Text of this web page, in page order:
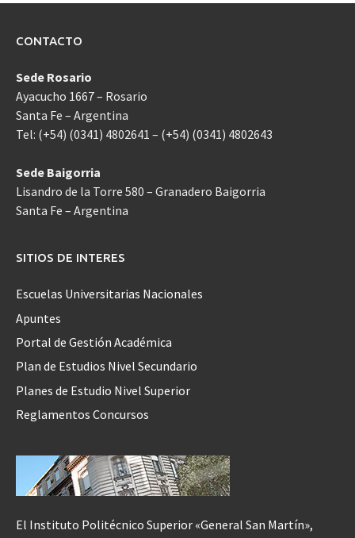
CONTACTO
Sede Rosario
Ayacucho 1667 – Rosario
Santa Fe – Argentina
Tel: (+54) (0341) 4802641 – (+54) (0341) 4802643
Sede Baigorria
Lisandro de la Torre 580 – Granadero Baigorria
Santa Fe – Argentina
SITIOS DE INTERES
Escuelas Universitarias Nacionales
Apuntes
Portal de Gestión Académica
Plan de Estudios Nivel Secundario
Planes de Estudio Nivel Superior
Reglamentos Concursos
El Instituto Politécnico Superior «General San Martín»,